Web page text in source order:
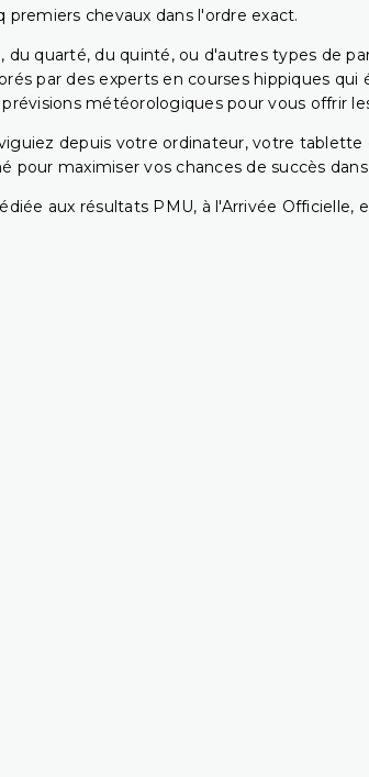
premiers chevaux dans l'ordre exact.
quarté, du quinté, ou d'autres types de
par des experts en courses hippiques
météorologiques pour vous offrir
depuis votre ordinateur, votre
maximiser vos chances de succès
aux résultats PMU, à l'Arrivée Officielle,